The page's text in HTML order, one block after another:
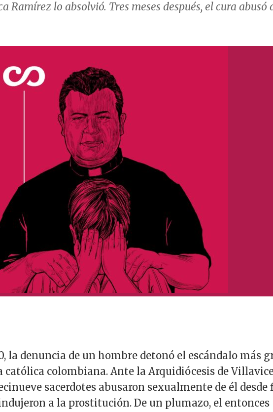
Ramírez lo absolvió. Tres meses después, el cura abusó
la denuncia de un hombre detonó el escándalo más
católica colombiana. Ante la Arquidiócesis de
sacerdotes abusaron sexualmente de él desde
a la prostitución. De un plumazo, el entonces